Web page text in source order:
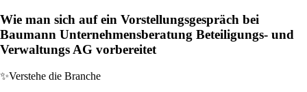
Wie man sich auf ein Vorstellungsgespräch bei
Baumann Unternehmensberatung Beteiligungs- und
Verwaltungs AG vorbereitet
✨Verstehe die Branche